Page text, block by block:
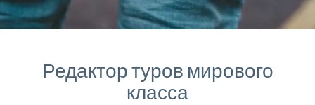
Редактор туров мирового
класса